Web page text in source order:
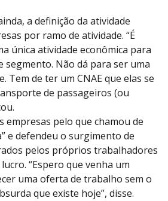
a definição da atividade
por ramo de atividade. “É
única atividade econômica para
segmento. Não dá para ser uma
Tem de ter um CNAE que elas se
de passageiros (ou
empresas pelo que chamou de
e defendeu o surgimento de
pelos próprios trabalhadores
“Espero que venha um
uma oferta de trabalho sem o
que existe hoje”, disse.